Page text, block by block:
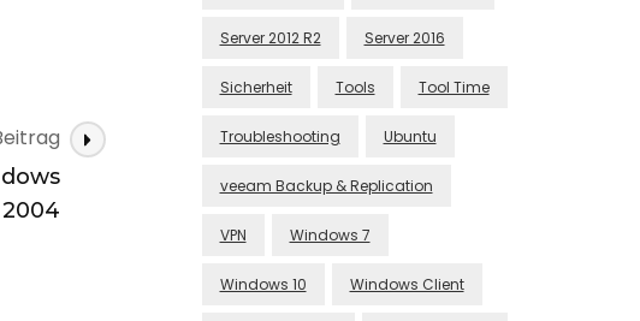
Server 2012 R2 Server 2016
Sicherheit Tools Tool Time
Troubleshooting Ubuntu
veeam Backup & Replication
VPN Windows 7
Windows 10 Windows Client